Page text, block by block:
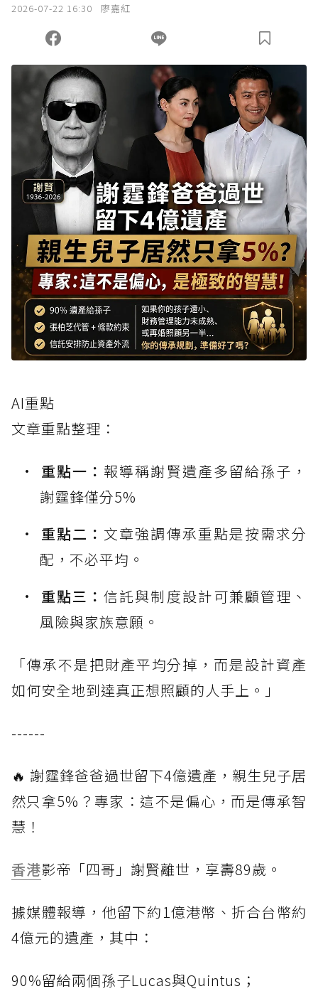
2026-07-22 16:30 廖嘉紅
AI重點
文章重點整理：
重點一： 報導稱謝賢遺產多留給孫子，
謝霆鋒僅分5%
重點二： 文章強調傳承重點是按需求分
配，不必平均。
重點三：信託與制度設計可兼顧管理、
風險與家族意願。
「傳承不是把財產平均分掉，而是設計資產
如何安全地到達真正想照顧的人手上。」
------
🔥 謝霆鋒爸爸過世留下4億遺產，親生兒子居
然只拿5%？專家：這不是偏心，而是傳承智
慧！
香港影帝「四哥」謝賢離世，享壽89歲。
據媒體報導，他留下約1億港幣、折合台幣約
4億元的遺產，其中：
90%留給兩個孫子Lucas與Quintus；